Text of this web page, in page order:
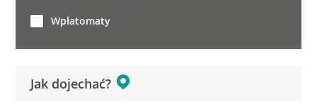
Jak dojechać?
Wpłatomaty